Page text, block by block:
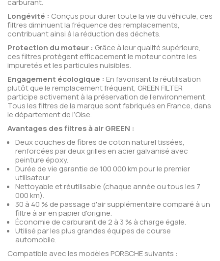
Longévité : Conçus pour durer toute la vie du véhicule, ces
filtres diminuent la fréquence des remplacements,
contribuant ainsi à la réduction des déchets.
Protection du moteur : Grâce à leur qualité supérieure,
ces filtres protègent efficacement le moteur contre les
impuretés et les particules nuisibles.
Engagement écologique : En favorisant la réutilisation
plutôt que le remplacement fréquent, GREEN FILTER
participe activement à la préservation de l'environnement.
Tous les filtres de la marque sont fabriqués en France, dans
le département de l’Oise.
Avantages des filtres à air GREEN :
Deux couches de fibres de coton naturel tissées,
renforcées par deux grilles en acier galvanisé avec
peinture époxy.
Durée de vie garantie de 100 000 km pour le premier
utilisateur.
Nettoyable et réutilisable (chaque année ou tous les 7
000 km).
30 à 40 % de passage d'air supplémentaire comparé à un
filtre à air en papier d'origine.
Économie de carburant de 2 à 3 % à charge égale.
Utilisé par les plus grandes équipes de course
automobile.
Compatible avec les modèles PORSCHE suivants :